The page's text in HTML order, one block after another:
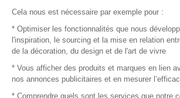
© 2016 –Organisation
Recrutement
Cela nous est nécessaire par exemple pour :
* Optimiser les fonctionnalités que nous
l'inspiration, le sourcing et la mise en relation
de la décoration, du design et de l'art de vivre
* Vous afficher des produits et marques en lien
nos annonces publicitaires et en mesurer
* Comprendre quels sont les services que notre